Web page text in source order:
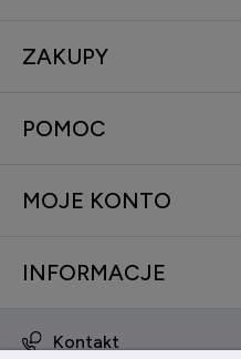
ZAKUPY
POMOC
MOJE KONTO
INFORMACJE
Kontakt